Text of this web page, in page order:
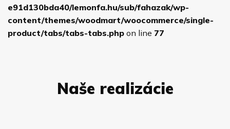
e91d130bda40/lemonfa.hu/sub/fahazak/wp-
content/themes/woodmart/woocommerce/single-
product/tabs/tabs-tabs.php on line 77
Naše realizácie